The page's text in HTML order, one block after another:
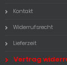
Kontakt
Widerrufsrecht
Lieferzeit
Vertrag